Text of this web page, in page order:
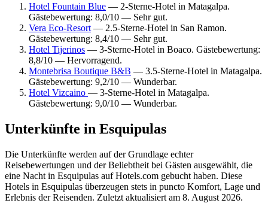
Hotel Fountain Blue — 2-Sterne-Hotel in Matagalpa.
Gästebewertung: 8,0/10 — Sehr gut.
Vera Eco-Resort — 2.5-Sterne-Hotel in San Ramon.
Gästebewertung: 8,4/10 — Sehr gut.
Hotel Tijerinos — 3-Sterne-Hotel in Boaco. Gästebewertung:
8,8/10 — Hervorragend.
Montebrisa Boutique B&B — 3.5-Sterne-Hotel in Matagalpa.
Gästebewertung: 9,2/10 — Wunderbar.
Hotel Vizcaino — 3-Sterne-Hotel in Matagalpa.
Gästebewertung: 9,0/10 — Wunderbar.
Unterkünfte in Esquipulas
Die Unterkünfte werden auf der Grundlage echter
Reisebewertungen und der Beliebtheit bei Gästen ausgewählt, die
eine Nacht in Esquipulas auf Hotels.com gebucht haben. Diese
Hotels in Esquipulas überzeugen stets in puncto Komfort, Lage und
Erlebnis der Reisenden. Zuletzt aktualisiert am 8. August 2026.